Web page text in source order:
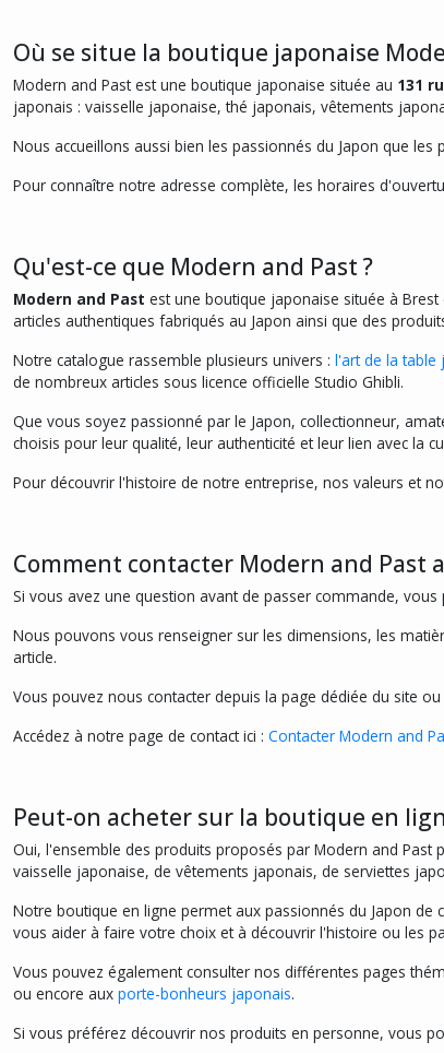
Où se situe la boutique japonaise
Modern and Past est une boutique japonaise située au 131
japonais : vaisselle japonaise, thé japonais, vêtements
Nous accueillons aussi bien les passionnés du Japon que
Pour connaître notre adresse complète, les horaires
Qu'est-ce que Modern and Past ?
Modern and Past est une boutique japonaise située à
articles authentiques fabriqués au Japon ainsi que des
Notre catalogue rassemble plusieurs univers : l'art de la table
de nombreux articles sous licence officielle Studio Ghibli.
Que vous soyez passionné par le Japon, collectionneur,
choisis pour leur qualité, leur authenticité et leur lien avec la
Pour découvrir l'histoire de notre entreprise, nos valeurs et
Comment contacter Modern and Past
Si vous avez une question avant de passer commande,
Nous pouvons vous renseigner sur les dimensions, les
article.
Vous pouvez nous contacter depuis la page dédiée du site
Accédez à notre page de contact ici : Contacter Modern and
Peut-on acheter sur la boutique en
Oui, l'ensemble des produits proposés par Modern and
vaisselle japonaise, de vêtements japonais, de serviettes
Notre boutique en ligne permet aux passionnés du Japon
vous aider à faire votre choix et à découvrir l'histoire ou les
Vous pouvez également consulter nos différentes pages
ou encore aux porte-bonheurs japonais.
Si vous préférez découvrir nos produits en personne, vous